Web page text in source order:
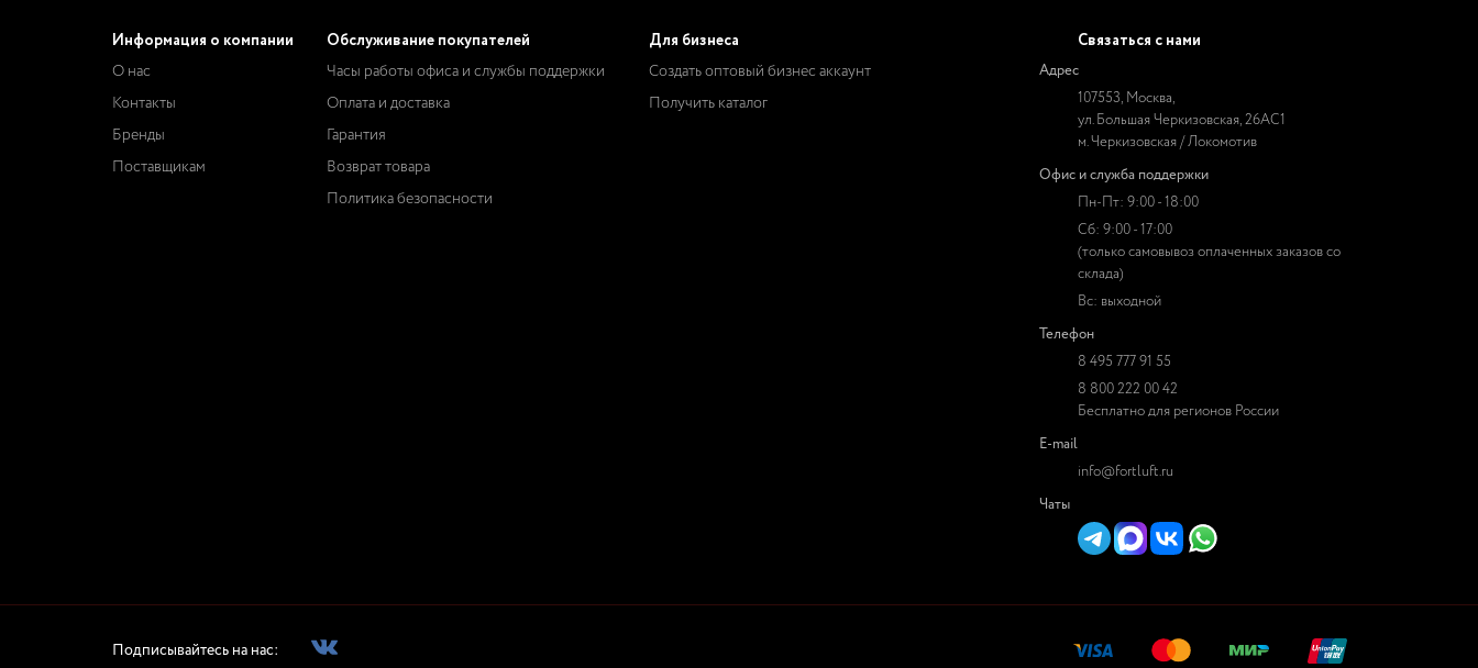
Информация о компании
О нас
Контакты
Бренды
Поставщикам
Обслуживание покупателей
Часы работы офиса и службы поддержки
Оплата и доставка
Гарантия
Возврат товара
Политика безопасности
Для бизнеса
Создать оптовый бизнес аккаунт
Получить каталог
Связаться с нами
Адрес
107553, Москва,
ул. Большая Черкизовская, 26АС1
м. Черкизовская / Локомотив
Офис и служба поддержки
Пн-Пт: 9:00 - 18:00
Сб: 9:00 - 17:00
(только самовывоз оплаченных заказов со
склада)
Вс: выходной
Телефон
8 495 777 91 55
8 800 222 00 42
Бесплатно для регионов России
E-mail
info@fortluft.ru
Чаты
Подписывайтесь на нас: